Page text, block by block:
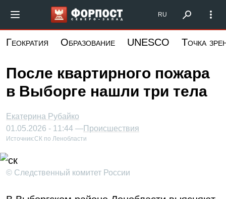
основному
Форпост Северо-Запад
RU
Геократия Образование UNESCO Точка
После квартирного пожара
в Выборге нашли три тела
Екатерина Рубайко
01.05.2026 - 11:44 —Происшествия
Источник:СК по Ленобласти
© Следственный комитет России